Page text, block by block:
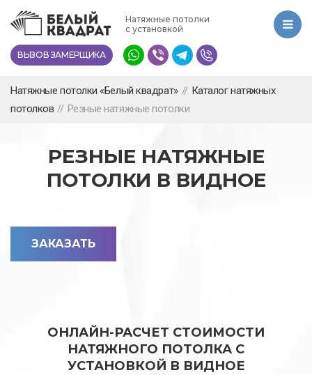
Перейти
основному
содержанию
Натяжные потолки
с установкой
ВЫЗОВ ЗАМЕРЩИКА
Натяжные потолки «Белый квадрат» // Каталог натяжных
потолков // Резные натяжные потолки
РЕЗНЫЕ НАТЯЖНЫЕ
ПОТОЛКИ В ВИДНОЕ
ЗАКАЗАТЬ
ОНЛАЙН-РАСЧЕТ СТОИМОСТИ
НАТЯЖНОГО ПОТОЛКА С
УСТАНОВКОЙ В ВИДНОЕ